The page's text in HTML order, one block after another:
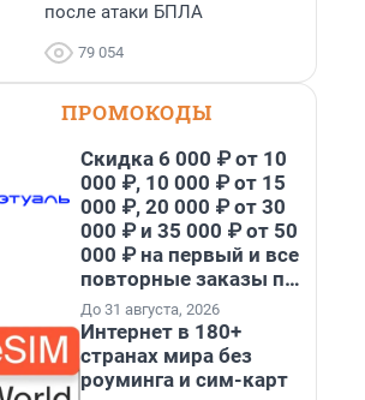
после атаки БПЛА
79 054
ПРОМОКОДЫ
Скидка 6 000 ₽ от 10
000 ₽, 10 000 ₽ от 15
000 ₽, 20 000 ₽ от 30
000 ₽ и 35 000 ₽ от 50
000 ₽ на первый и все
повторные заказы по
промокоду НАБЕРИ
До 31 августа, 2026
Интернет в 180+
странах мира без
роуминга и сим-карт